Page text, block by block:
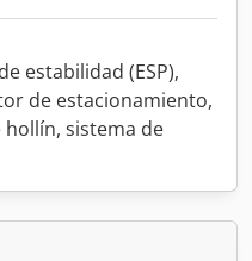
estabilidad (ESP),
de estacionamiento,
sistema de